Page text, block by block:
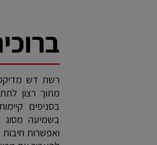
רשת דש מדיקס
מתוך רצון
בסניפים
בשמיעה מסוג
ואפשרות